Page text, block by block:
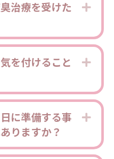
治療を受けた
を付けること
に準備する事
りますか？